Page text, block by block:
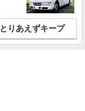
とりあえずキープ